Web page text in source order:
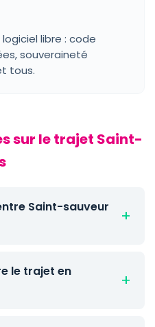
libre : code
souveraineté
tous.
sur le trajet Saint-
Saint-sauveur
le trajet en